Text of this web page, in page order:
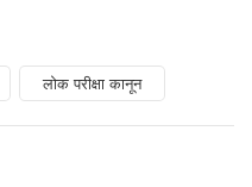
लोक परीक्षा कानून